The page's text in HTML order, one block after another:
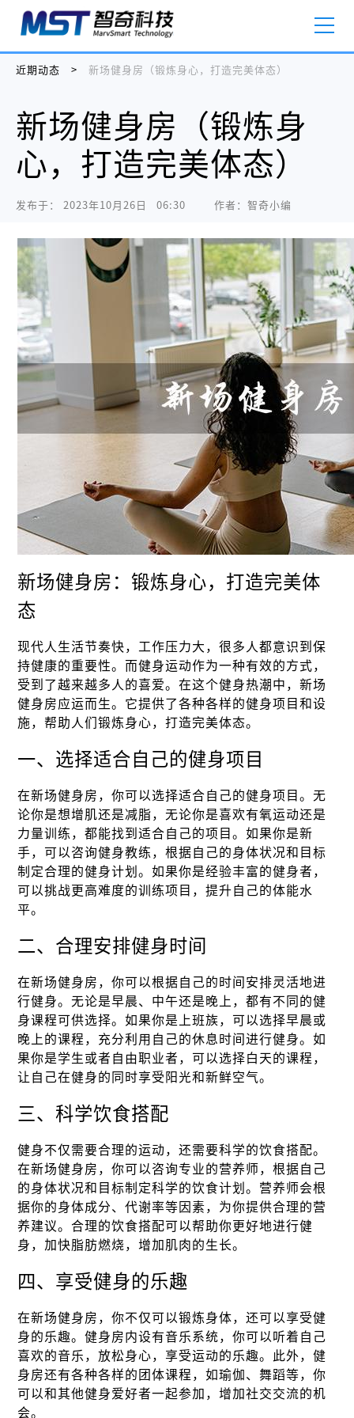
近期动态 > 新场健身房（锻炼身心，打造完美体态）
新场健身房（锻炼身
心，打造完美体态）
发布于： 2023年10月26日   06:30 作者：智奇小编
新场健身房：锻炼身心，打造完美体
态
现代人生活节奏快，工作压力大，很多人都意识到保
持健康的重要性。而健身运动作为一种有效的方式，
受到了越来越多人的喜爱。在这个健身热潮中，新场
健身房应运而生。它提供了各种各样的健身项目和设
施，帮助人们锻炼身心，打造完美体态。
一、选择适合自己的健身项目
在新场健身房，你可以选择适合自己的健身项目。无
论你是想增肌还是减脂，无论你是喜欢有氧运动还是
力量训练，都能找到适合自己的项目。如果你是新
手，可以咨询健身教练，根据自己的身体状况和目标
制定合理的健身计划。如果你是经验丰富的健身者，
可以挑战更高难度的训练项目，提升自己的体能水
平。
二、合理安排健身时间
在新场健身房，你可以根据自己的时间安排灵活地进
行健身。无论是早晨、中午还是晚上，都有不同的健
身课程可供选择。如果你是上班族，可以选择早晨或
晚上的课程，充分利用自己的休息时间进行健身。如
果你是学生或者自由职业者，可以选择白天的课程，
让自己在健身的同时享受阳光和新鲜空气。
三、科学饮食搭配
健身不仅需要合理的运动，还需要科学的饮食搭配。
在新场健身房，你可以咨询专业的营养师，根据自己
的身体状况和目标制定科学的饮食计划。营养师会根
据你的身体成分、代谢率等因素，为你提供合理的营
养建议。合理的饮食搭配可以帮助你更好地进行健
身，加快脂肪燃烧，增加肌肉的生长。
四、享受健身的乐趣
在新场健身房，你不仅可以锻炼身体，还可以享受健
身的乐趣。健身房内设有音乐系统，你可以听着自己
喜欢的音乐，放松身心，享受运动的乐趣。此外，健
身房还有各种各样的团体课程，如瑜伽、舞蹈等，你
可以和其他健身爱好者一起参加，增加社交交流的机
会。